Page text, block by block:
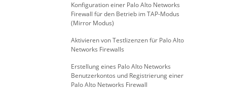
Konfiguration einer Palo Alto Networks
Firewall für den Betrieb im TAP-Modus
(Mirror Modus)
Aktivieren von Testlizenzen für Palo Alto
Networks Firewalls
Erstellung eines Palo Alto Networks
Benutzerkontos und Registrierung einer
Palo Alto Networks Firewall